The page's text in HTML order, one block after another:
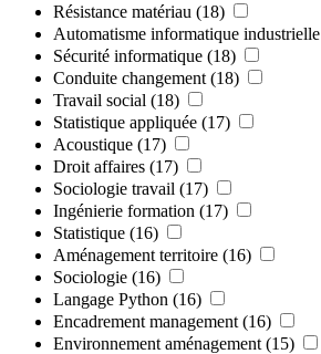
Résistance matériau (18)
Automatisme informatique industrielle
Sécurité informatique (18)
Conduite changement (18)
Travail social (18)
Statistique appliquée (17)
Acoustique (17)
Droit affaires (17)
Sociologie travail (17)
Ingénierie formation (17)
Statistique (16)
Aménagement territoire (16)
Sociologie (16)
Langage Python (16)
Encadrement management (16)
Environnement aménagement (15)